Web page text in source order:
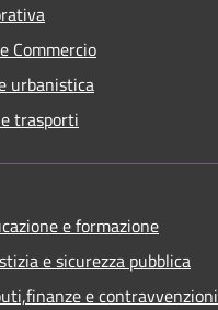
Commercio
urbanistica
trasporti
e formazione
e sicurezza pubblica
e contravvenzioni